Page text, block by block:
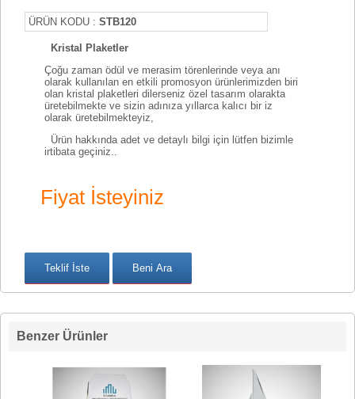
ÜRÜN KODU : STB120
Kristal Plaketler
Çoğu zaman ödül ve merasim törenlerinde veya anı
olarak kullanılan en etkili promosyon ürünlerimizden biri
olan kristal plaketleri dilerseniz özel tasarım olarakta
üretebilmekte ve sizin adınıza yıllarca kalıcı bir iz
olarak üretebilmekteyiz,
Ürün hakkında adet ve detaylı bilgi için lütfen bizimle
irtibata geçiniz..
Fiyat İsteyiniz
Benzer Ürünler